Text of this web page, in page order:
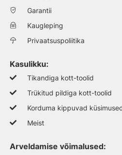
Garantii
Kaugleping
Privaatsuspoliitika
Kasulikku:
Tikandiga kott-toolid
Trükitud pildiga kott-toolid
Korduma kippuvad
Meist
Arveldamise võimalused: